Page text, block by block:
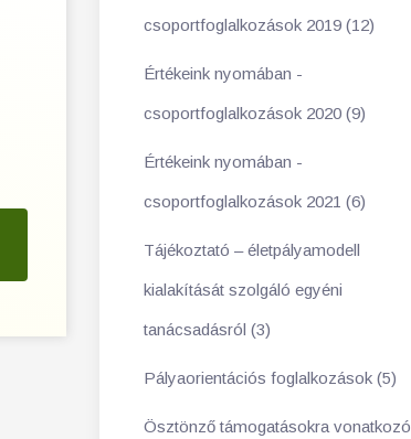
csoportfoglalkozások 2019 (12)
Értékeink nyomában -
csoportfoglalkozások 2020 (9)
Értékeink nyomában -
csoportfoglalkozások 2021 (6)
Tájékoztató – életpályamodell
kialakítását szolgáló egyéni
tanácsadásról (3)
Pályaorientációs foglalkozások (5)
Ösztönző támogatásokra vonatkozó